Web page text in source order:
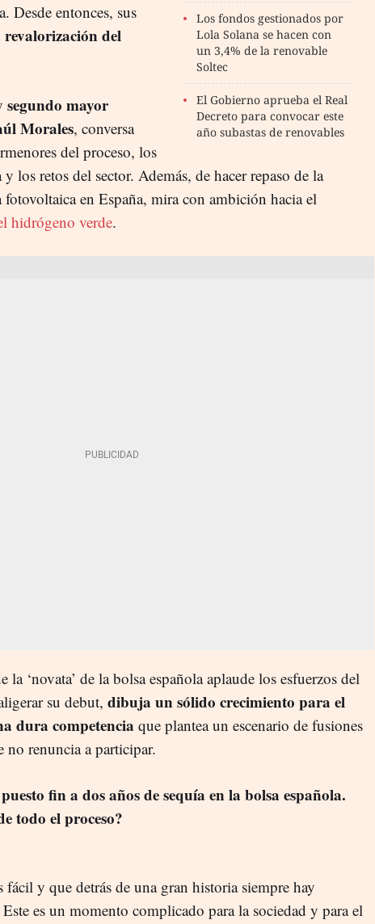
Los fondos gestionados por
Lola Solana se hacen con
un 3,4% de la renovable
Soltec
El Gobierno aprueba el Real
Decreto para convocar este
año subastas de renovables
Desde entonces, sus
del
segundo mayor
Morales, conversa
del proceso, los
los retos del sector. Además, de hacer repaso de la
en España, mira con ambición hacia el
hidrógeno verde.
‘novata’ de la bolsa española aplaude los esfuerzos del
su debut, dibuja un sólido crecimiento para el
dura competencia que plantea un escenario de fusiones
no renuncia a participar.
fin a dos años de sequía en la bolsa española.
todo el proceso?
fácil y que detrás de una gran historia siempre hay
es un momento complicado para la sociedad y para el